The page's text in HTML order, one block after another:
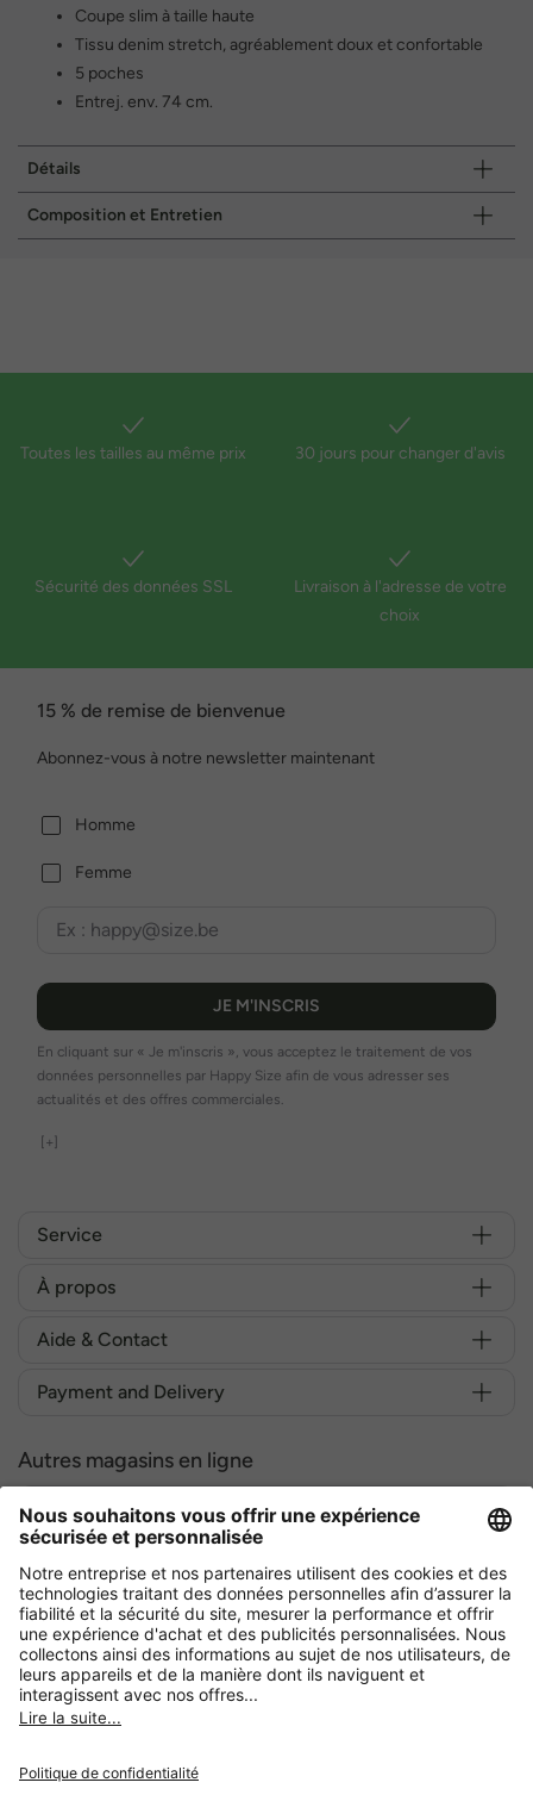
Coupe slim à taille haute
Tissu denim stretch, agréablement doux et confortable
5 poches
Entrej. env. 74 cm.
Détails
Composition et Entretien
Toutes les tailles au même prix 30 jours pour changer d'avis
Sécurité des données SSL
Livraison à l'adresse de votre
choix
15 % de remise de bienvenue
Abonnez-vous à notre newsletter maintenant
Homme
Femme
JE M'INSCRIS
En cliquant sur « Je m'inscris », vous acceptez le traitement de vos
données personnelles par Happy Size afin de vous adresser ses
actualités et des offres commerciales.
[+]
Service
À propos
Aide & Contact
Payment and Delivery
Autres magasins en ligne
Belgique
Achetez en toute sécurité avec :
Politique de confidentialité